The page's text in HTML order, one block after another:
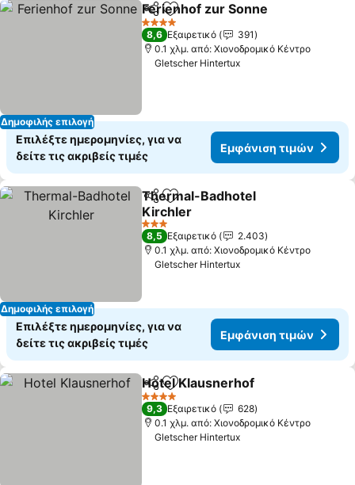
Δημοφιλής επιλογή
Κοινοποίηση
Προσθήκη στα αγαπημένα
Ferienhof zur Sonne
4 Αστέρια
8,6 Εξαιρετικό
391
0.1 χλμ. από: Χιονοδρομικό Κέντρο
Gletscher Hintertux
Επιλέξτε ημερομηνίες, για να
δείτε τις ακριβείς τιμές
Εμφάνιση τιμών
Δημοφιλής επιλογή
Κοινοποίηση
Προσθήκη στα αγαπημένα
Thermal-Badhotel
Kirchler
Εμφάνιση τιμών
3 Αστέρια
8,5 Εξαιρετικό
2.403
0.1 χλμ. από: Χιονοδρομικό Κέντρο
Gletscher Hintertux
Επιλέξτε ημερομηνίες, για να
δείτε τις ακριβείς τιμές
Εμφάνιση τιμών
Κοινοποίηση
Προσθήκη στα αγαπημένα
Hotel Klausnerhof
4 Αστέρια
9,3 Εξαιρετικό
628
0.1 χλμ. από: Χιονοδρομικό Κέντρο
Gletscher Hintertux